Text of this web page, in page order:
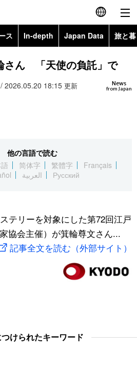
English
简体字
繁體字
العربية
ス In-depth Japan Data 旅と
Topics
Images
お知らせ
さん 「天使の負託」で
News
from Japan
2026.05.20 18:15 更新
他の言語で読む
简体字 繁體字
Français
العربية Русский
テリーを対象にした第72回江戸
協会主催）が箕輪尊文さん...
記事全文を読む（外部サイト）
けられたキーワード